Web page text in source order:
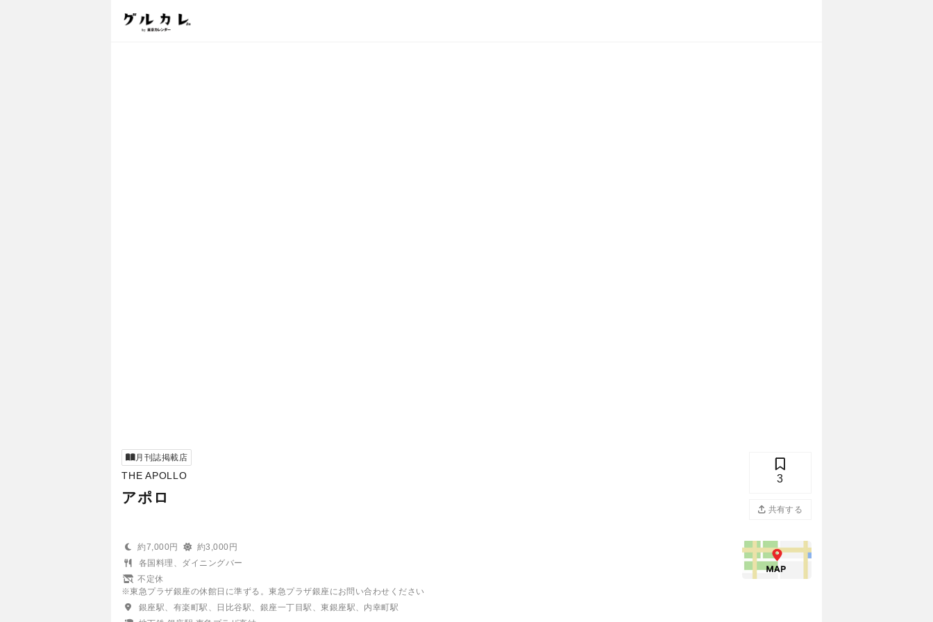
月刊誌掲載店
THE APOLLO
アポロ
3
共有する
約7,000円
約3,000円
各国料理、ダイニングバー
不定休
※東急プラザ銀座の休館日に準ずる。東急プラザ銀座にお問い合わせください
銀座駅、有楽町駅、日比谷駅、銀座一丁目駅、東銀座駅、内幸町駅